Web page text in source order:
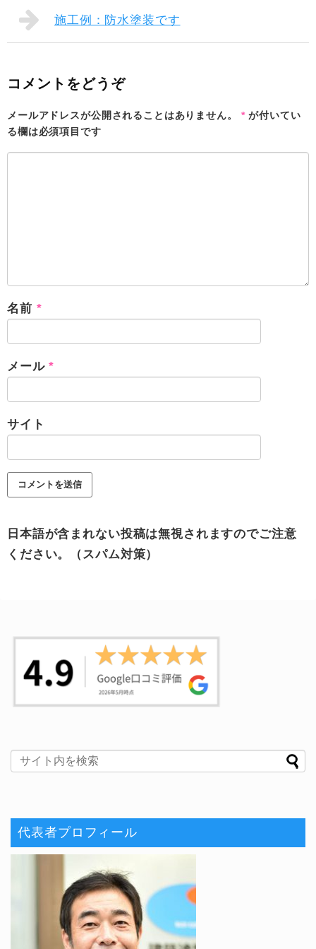
施工例：防水塗装です
コメントをどうぞ
メールアドレスが公開されることはありません。 *が付いてい
る欄は必須項目です
名前 *
メール*
サイト
日本語が含まれない投稿は無視されますのでご注意
ください。（スパム対策）
代表者プロフィール